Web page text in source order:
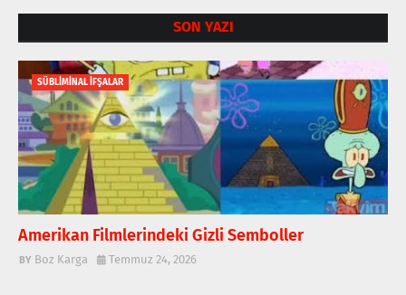
SON YAZI
SÜBLİMİNAL İFŞALAR
Amerikan Filmlerindeki Gizli Semboller
Boz Karga Temmuz 24, 2026